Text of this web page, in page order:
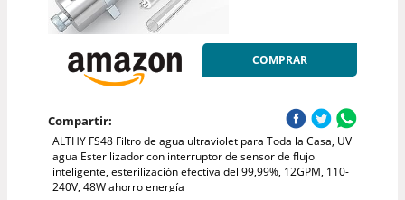
COMPRAR
Compartir:
ALTHY FS48 Filtro de agua ultraviolet para Toda la Casa, UV
agua Esterilizador con interruptor de sensor de flujo
inteligente, esterilización efectiva del 99,99%, 12GPM, 110-
240V, 48W ahorro energía